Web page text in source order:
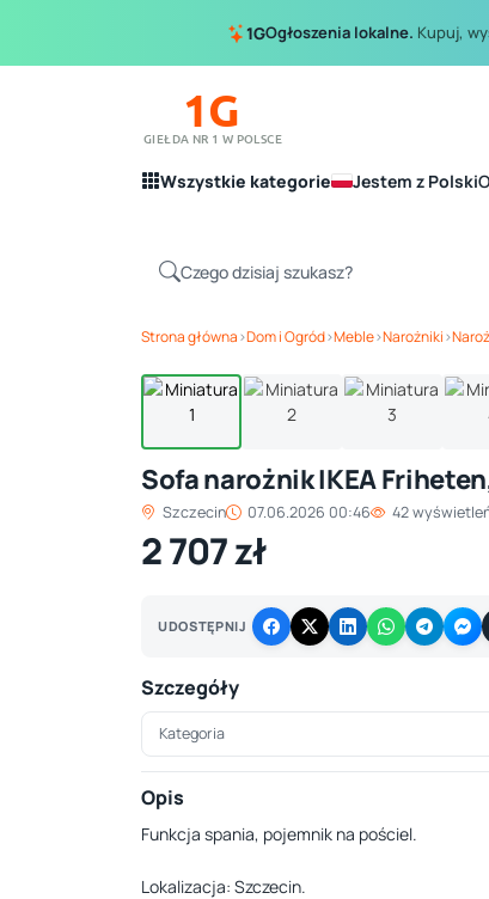
1GOgłoszenia lokalne. Kupuj,
1G
GIEŁDA NR 1 W POLSCE
Wszystkie kategorie Jestem z Polski
Strona główna›Dom i Ogród›Meble›Narożniki›
Sofa narożnik IKEA
Szczecin 07.06.2026 00:46 42
2 707 zł
UDOSTĘPNIJ
Szczegóły
Kategoria
Opis
Funkcja spania, pojemnik na pościel.
Lokalizacja: Szczecin.